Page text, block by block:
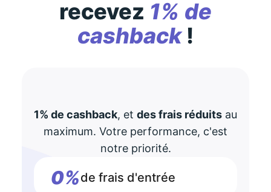
recevez 1% de
cashback!
1% de cashback, et des frais réduits au
maximum. Votre performance, c'est
notre priorité.
0%de frais d'entrée